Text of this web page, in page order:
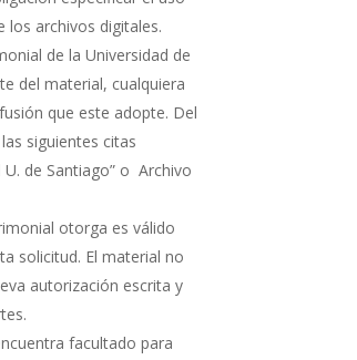
los archivos digitales.
de la Universidad de
del material, cualquiera
que este adopte. Del
siguientes citas
de Santiago” o Archivo
otorga es válido
solicitud. El material no
autorización escrita y
facultado para